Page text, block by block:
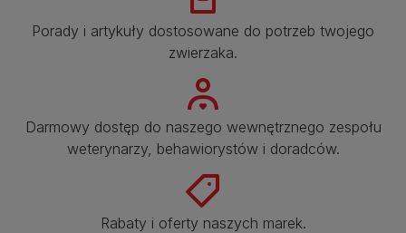
Porady i artykuły dostosowane do potrzeb twojego
zwierzaka.​
Darmowy dostęp do naszego wewnętrznego zespołu
weterynarzy, behawiorystów i doradców.​
Rabaty i oferty naszych marek.​